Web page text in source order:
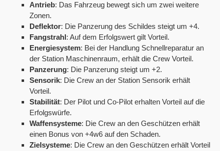
Antrieb: Das Fahrzeug bewegt sich um zwei weitere
Zonen.
Deflektor: Die Panzerung des Schildes steigt um +4.
Fangstrahl: Auf dem Erfolgswert gilt Vorteil.
Energiesystem: Bei der Handlung Schnellreparatur an
der Station Maschinenraum, erhält die Crew Vorteil.
Panzerung: Die Panzerung steigt um +2.
Sensorik: Die Crew an der Station Sensorik erhält
Vorteil.
Stabilität: Der Pilot und Co-Pilot erhalten Vorteil auf die
Erfolgswürfe.
Waffensysteme: Die Crew an den Geschützen erhält
einen Bonus von +4w6 auf den Schaden.
Zielsysteme: Die Crew an den Geschützen erhält Vorteil